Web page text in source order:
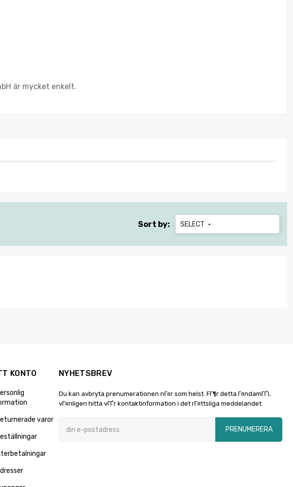
är mycket enkelt.
Sort by: SELECT 
KONTO
varor
NYHETSBREV
Du kan avbryta prenumerationen nГ¤r som helst. FГ¶r detta Г¤ndamГҐl,
vГ¤nligen hitta vГҐr kontaktinformation i det rГ¤ttsliga meddelandet.
PRENUMERERA